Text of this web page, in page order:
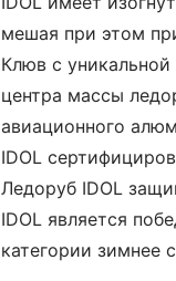
мешая при этом
Клюв с
центра массы
авиационного
IDOL
Ледоруб IDOL
IDOL является
категории зимнее